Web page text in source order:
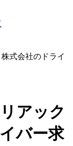
式会社のドライ
アック
バー求